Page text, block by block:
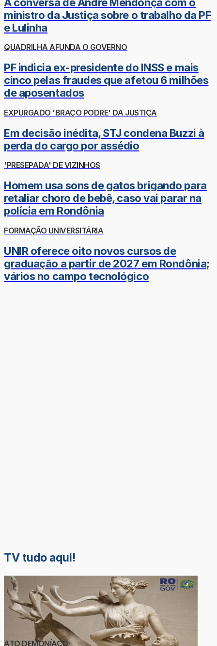
ministro da Justiça sobre o trabalho da PF
e Lulinha
QUADRILHA AFUNDA O GOVERNO
PF indicia ex-presidente do INSS e mais
cinco pelas fraudes que afetou 6 milhões
de aposentados
EXPURGADO 'BRAÇO PODRE' DA JUSTIÇA
Em decisão inédita, STJ condena Buzzi à
perda do cargo por assédio
'PRESEPADA' DE VIZINHOS
Homem usa sons de gatos brigando para
retaliar choro de bebê, caso vai parar na
polícia em Rondônia
FORMAÇÃO UNIVERSITÁRIA
UNIR oferece oito novos cursos de
graduação a partir de 2027 em Rondônia;
vários no campo tecnológico
TV tudo aqui!
ATO DEMONÍACO